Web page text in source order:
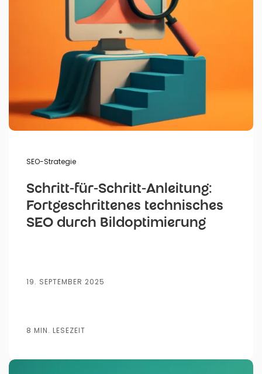
SEO-Strategie
Schritt-für-Schritt-Anleitung:
Fortgeschrittenes technisches
SEO durch Bildoptimierung
19. SEPTEMBER 2025
8 MIN. LESEZEIT